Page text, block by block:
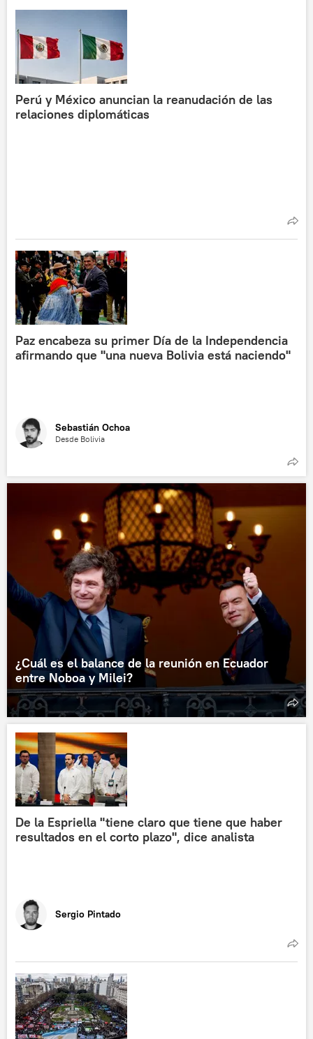
Perú y México anuncian la reanudación de las
relaciones diplomáticas
Paz encabeza su primer Día de la Independencia
afirmando que "una nueva Bolivia está naciendo"
Sebastián Ochoa
Desde Bolivia
¿Cuál es el balance de la reunión en Ecuador
entre Noboa y Milei?
De la Espriella "tiene claro que tiene que haber
resultados en el corto plazo", dice analista
Sergio Pintado